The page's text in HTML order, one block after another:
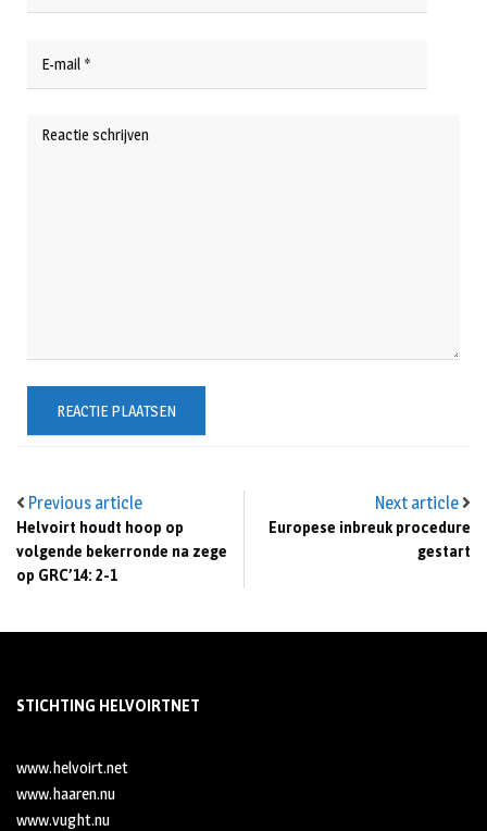
Previous article
Helvoirt houdt hoop op
volgende bekerronde na zege
op GRC’14: 2-1
Next article
Europese inbreuk procedure
gestart
STICHTING HELVOIRTNET
www.helvoirt.net
www.haaren.nu
www.vught.nu